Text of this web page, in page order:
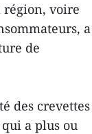
région, voire
a
de
des crevettes
a plus ou